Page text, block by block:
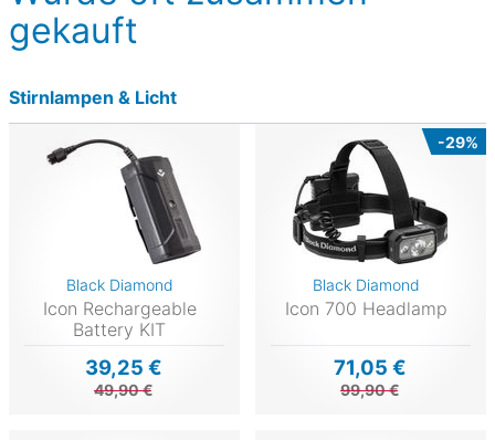
gekauft
Stirnlampen & Licht
Black Diamond
Icon Rechargeable
Battery KIT
39,25 €
49,90 €
-29%
Black Diamond
Icon 700 Headlamp
71,05 €
99,90 €